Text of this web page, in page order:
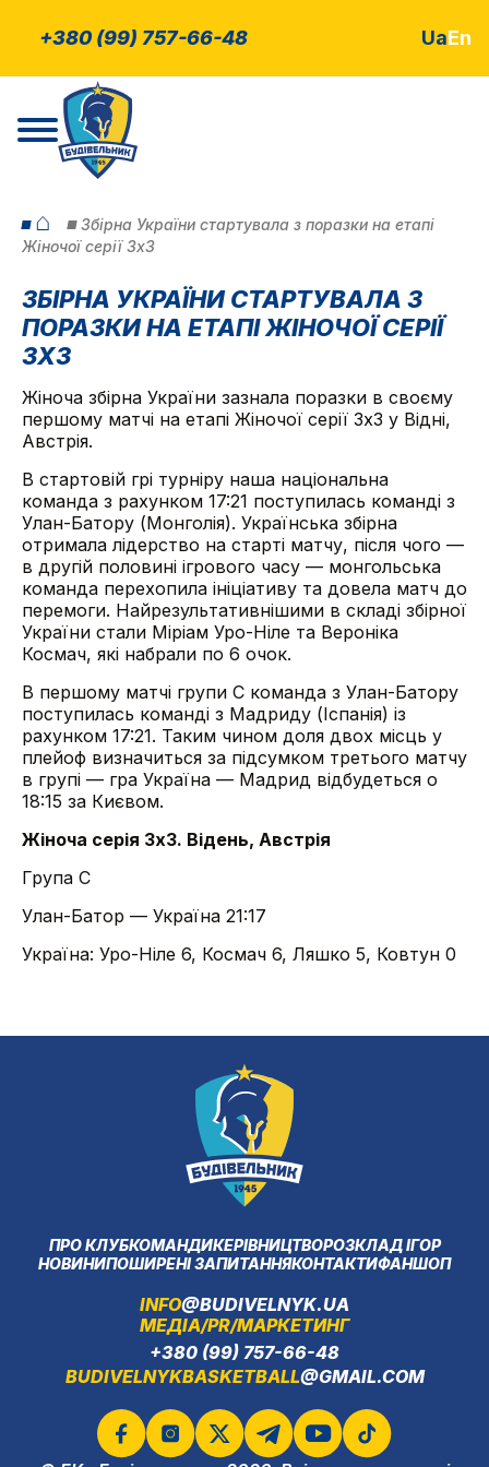
+380 (99) 757-66-48 UaEn
⌂
Збірна України стартувала з поразки на етапі
Жіночої серії 3х3
ЗБІРНА УКРАЇНИ СТАРТУВАЛА З
ПОРАЗКИ НА ЕТАПІ ЖІНОЧОЇ СЕРІЇ
3Х3
Жіноча збірна України зазнала поразки в своєму
першому матчі на етапі Жіночої серії 3х3 у Відні,
Австрія.
В стартовій грі турніру наша національна
команда з рахунком 17:21 поступилась команді з
Улан-Батору (Монголія). Українська збірна
отримала лідерство на старті матчу, після чого —
в другій половині ігрового часу — монгольська
команда перехопила ініціативу та довела матч до
перемоги. Найрезультативнішими в складі збірної
України стали Міріам Уро-Ніле та Вероніка
Космач, які набрали по 6 очок.
В першому матчі групи С команда з Улан-Батору
поступилась команді з Мадриду (Іспанія) із
рахунком 17:21. Таким чином доля двох місць у
плейоф визначиться за підсумком третього матчу
в групі — гра Україна — Мадрид відбудеться о
18:15 за Києвом.
Жіноча серія 3х3. Відень, Австрія
Група C
Улан-Батор — Україна 21:17
Україна: Уро-Ніле 6, Космач 6, Ляшко 5, Ковтун 0
ПРО КЛУБКОМАНДИКЕРІВНИЦТВОРОЗКЛАД ІГОР
НОВИНИПОШИРЕНІ ЗАПИТАННЯКОНТАКТИФАНШОП
INFO@BUDIVELNYK.UA
МЕДІА/PR/МАРКЕТИНГ
+380 (99) 757-66-48
BUDIVELNYKBASKETBALL@GMAIL.COM